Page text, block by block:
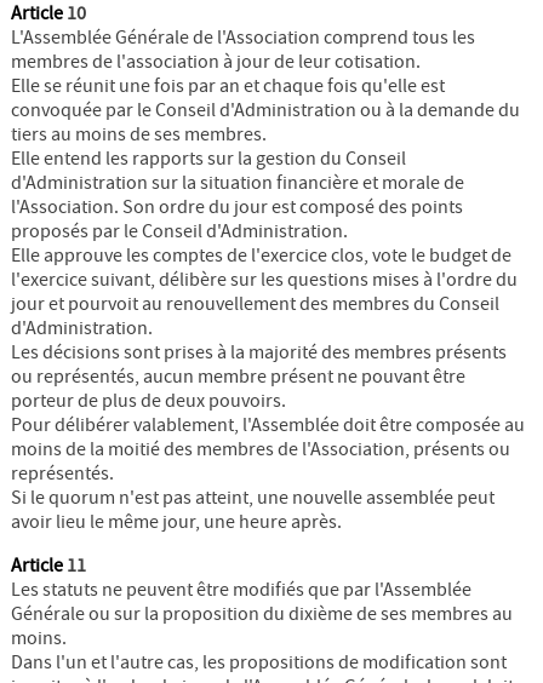
Article 10
L'Assemblée Générale de l'Association comprend tous les
membres de l'association à jour de leur cotisation.
Elle se réunit une fois par an et chaque fois qu'elle est
convoquée par le Conseil d'Administration ou à la demande du
tiers au moins de ses membres.
Elle entend les rapports sur la gestion du Conseil
d'Administration sur la situation financière et morale de
l'Association. Son ordre du jour est composé des points
proposés par le Conseil d'Administration.
Elle approuve les comptes de l'exercice clos, vote le budget de
l'exercice suivant, délibère sur les questions mises à l'ordre du
jour et pourvoit au renouvellement des membres du Conseil
d'Administration.
Les décisions sont prises à la majorité des membres présents
ou représentés, aucun membre présent ne pouvant être
porteur de plus de deux pouvoirs.
Pour délibérer valablement, l'Assemblée doit être composée au
moins de la moitié des membres de l'Association, présents ou
représentés.
Si le quorum n'est pas atteint, une nouvelle assemblée peut
avoir lieu le même jour, une heure après.
Article 11
Les statuts ne peuvent être modifiés que par l'Assemblée
Générale ou sur la proposition du dixième de ses membres au
moins.
Dans l'un et l'autre cas, les propositions de modification sont